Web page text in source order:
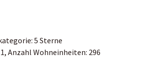
5 Sterne
Anzahl Wohneinheiten: 296